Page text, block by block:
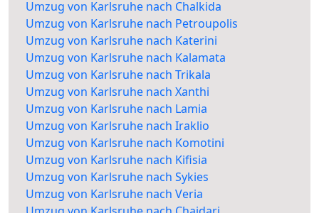
Umzug von Karlsruhe nach Chalkida
Umzug von Karlsruhe nach Petroupolis
Umzug von Karlsruhe nach Katerini
Umzug von Karlsruhe nach Kalamata
Umzug von Karlsruhe nach Trikala
Umzug von Karlsruhe nach Xanthi
Umzug von Karlsruhe nach Lamia
Umzug von Karlsruhe nach Iraklio
Umzug von Karlsruhe nach Komotini
Umzug von Karlsruhe nach Kifisia
Umzug von Karlsruhe nach Sykies
Umzug von Karlsruhe nach Veria